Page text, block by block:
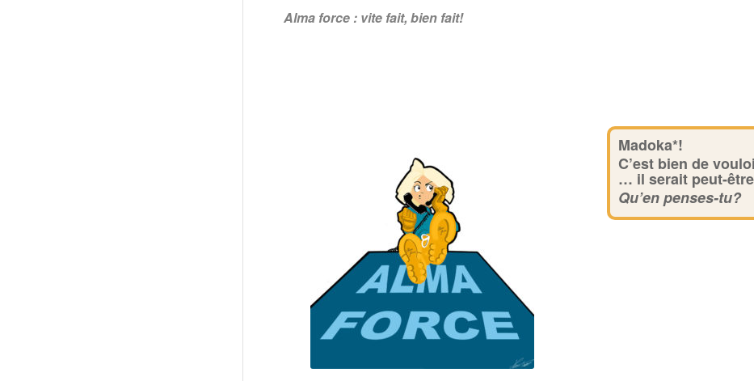
Alma force : vite fait, bien fait!
Madoka*!
C’est bien de
… il serait peut-
Qu’en penses-tu?